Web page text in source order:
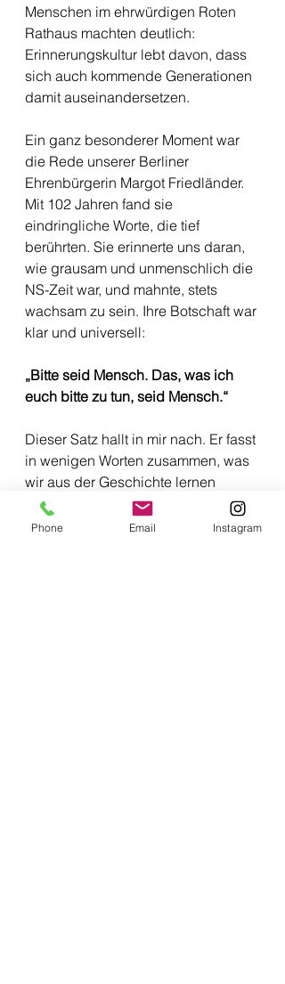
Menschen im ehrwürdigen Roten
Rathaus machten deutlich:
Erinnerungskultur lebt davon, dass
sich auch kommende Generationen
damit auseinandersetzen.
Ein ganz besonderer Moment war
die Rede unserer Berliner
Ehrenbürgerin Margot Friedländer.
Mit 102 Jahren fand sie
eindringliche Worte, die tief
berührten. Sie erinnerte uns daran,
wie grausam und unmenschlich die
NS-Zeit war, und mahnte, stets
wachsam zu sein. Ihre Botschaft war
klar und universell:
„Bitte seid Mensch. Das, was ich
euch bitte zu tun, seid Mensch.“
Dieser Satz hallt in mir nach. Er fasst
in wenigen Worten zusammen, was
wir aus der Geschichte lernen
müssen: Menschlichkeit, Empathie
und Zusammenhalt sind die
Phone Email Instagram